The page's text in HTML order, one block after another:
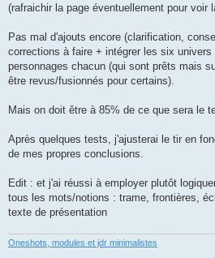
(rafraichir la page éventuellement pour voir
Pas mal d'ajouts encore (clarification,
corrections à faire + intégrer les six
personnages chacun (qui sont prêts mais
être revus/fusionnés pour certains).
Mais on doit être à 85% de ce que sera le
Après quelques tests, j'ajusterai le tir en
de mes propres conclusions.
Edit : et j'ai réussi à employer plutôt
tous les mots/notions : trame, frontières,
texte de présentation
Oneshots, modules et jdr minimalistes